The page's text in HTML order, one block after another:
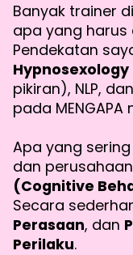
Banyak trainer
apa yang harus
Pendekatan
Hypnosexology
pikiran), NLP,
pada
Apa yang
dan
(Cognitive
Secara
Perasaan, dan
Perilaku.